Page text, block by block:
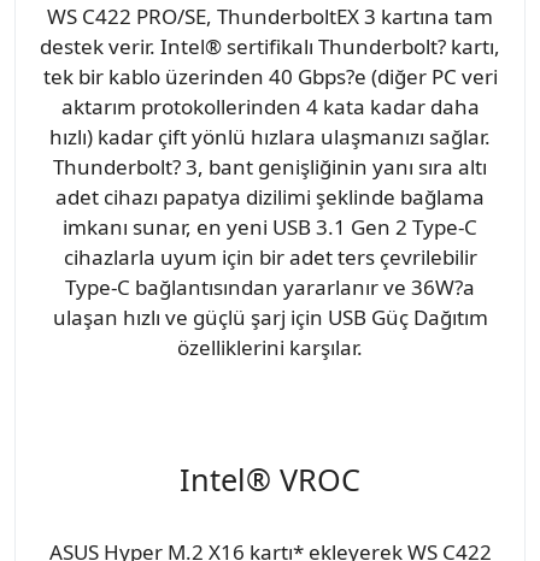
WS C422 PRO/SE, ThunderboltEX 3 kartına tam
destek verir. Intel® sertifikalı Thunderbolt? kartı,
tek bir kablo üzerinden 40 Gbps?e (diğer PC veri
aktarım protokollerinden 4 kata kadar daha
hızlı) kadar çift yönlü hızlara ulaşmanızı sağlar.
Thunderbolt? 3, bant genişliğinin yanı sıra altı
adet cihazı papatya dizilimi şeklinde bağlama
imkanı sunar, en yeni USB 3.1 Gen 2 Type-C
cihazlarla uyum için bir adet ters çevrilebilir
Type-C bağlantısından yararlanır ve 36W?a
ulaşan hızlı ve güçlü şarj için USB Güç Dağıtım
özelliklerini karşılar.
Intel® VROC
ASUS Hyper M.2 X16 kartı* ekleyerek WS C422